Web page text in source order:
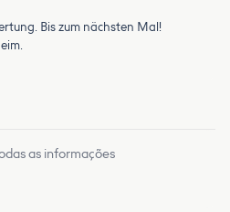
Bis zum nächsten Mal!
as informações